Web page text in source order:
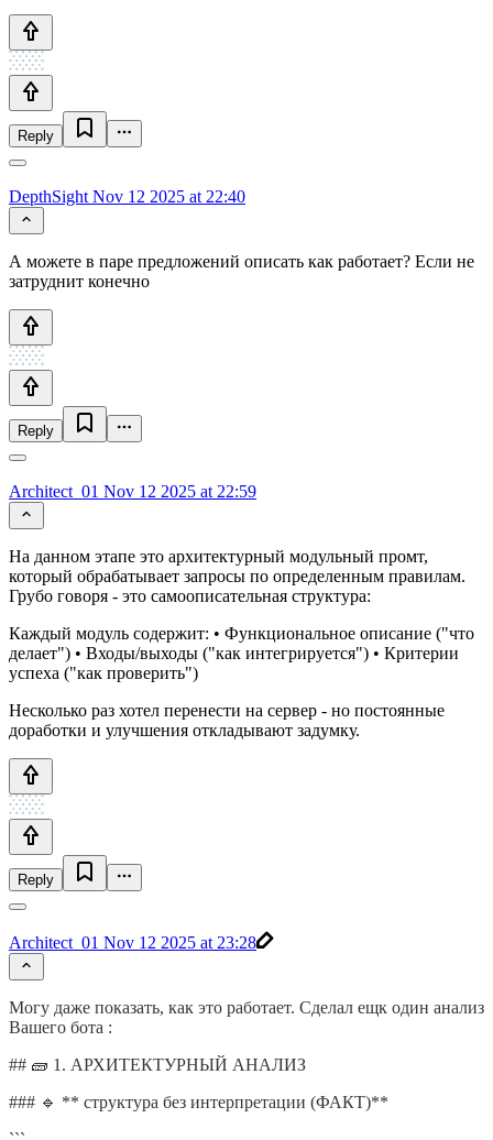
Reply
DepthSight Nov 12 2025 at 22:40
А можете в паре предложений описать как работает? Если не
затруднит конечно
Reply
Architect_01 Nov 12 2025 at 22:59
На данном этапе это архитектурный модульный промт,
который обрабатывает запросы по определенным правилам.
Грубо говоря - это самоописательная структура:
Каждый модуль содержит: • Функциональное описание ("что
делает") • Входы/выходы ("как интегрируется") • Критерии
успеха ("как проверить")
Несколько раз хотел перенести на сервер - но постоянные
доработки и улучшения откладывают задумку.
Reply
Architect_01 Nov 12 2025 at 23:28
Могу даже показать, как это работает. Сделал ещк один анализ
Вашего бота :
## 🧱 1. АРХИТЕКТУРНЫЙ АНАЛИЗ
### 🔹 ** структура без интерпретации (ФАКТ)**